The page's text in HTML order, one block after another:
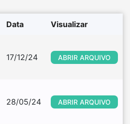
Data Visualizar
17/12/24 ABRIR ARQUIVO
28/05/24 ABRIR ARQUIVO